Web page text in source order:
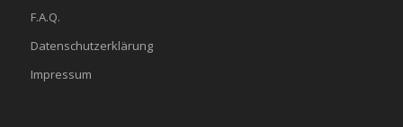
F.A.Q.
Datenschutzerklärung
Impressum